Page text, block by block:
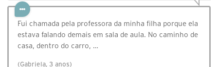
Fui chamada pela professora da minha filha porque ela
estava falando demais em sala de aula. No caminho de
casa, dentro do carro, …
(Gabriela, 3 anos)